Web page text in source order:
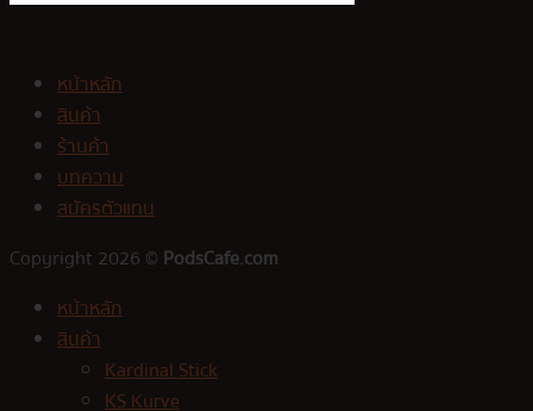
หน้าหลัก
สินค้า
ร้านค้า
บทความ
สมัครตัวแทน
Copyright 2026 © PodsCafe.com
หน้าหลัก
สินค้า
Kardinal Stick
KS Kurve